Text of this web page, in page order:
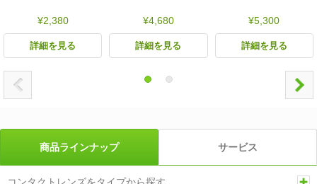
¥2,380
詳細を見る
¥4,680
詳細を見る
¥5,300
詳細を見る
商品ラインナップ
コンタクトレンズをタイプから探す
サービス